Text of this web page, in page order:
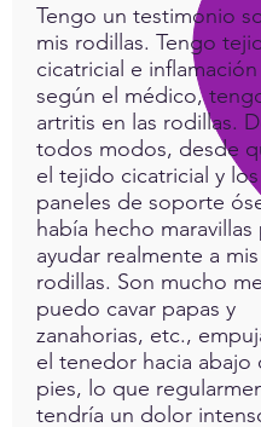
Tengo un testimonio
mis rodillas. Tengo
cicatricial e
según el médico,
artritis en las rodillas.
todos modos, desde
el tejido cicatricial y los
paneles de soporte
había hecho maravillas
ayudar realmente a mis
rodillas. Son mucho
puedo cavar papas y
zanahorias, etc.,
el tenedor hacia abajo
pies, lo que
tendría un dolor